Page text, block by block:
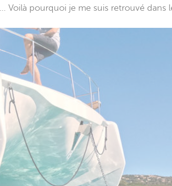
Voilà pourquoi je me suis retrouvé dans